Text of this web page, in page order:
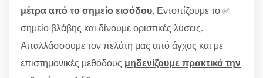
μέτρα από το σημείο εισόδου. Εντοπίζουμε το ✅
σημείο βλάβης και δίνουμε οριστικές λύσεις.
Απαλλάσσουμε τον πελάτη μας από άγχος και με
επιστημονικές μεθόδους μηδενίζουμε πρακτικά την